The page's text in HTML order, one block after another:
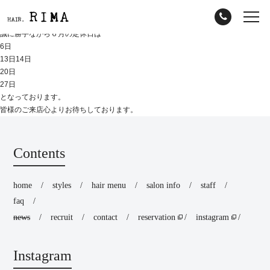
誠に勝手ながら６月の定休日は
6日
13日14日
20日
27日
となっております。
皆様のご来店心よりお待ちしております。
Contents
home styles hair menu salon info
staff
faq
news
recruit contact reservation instagram
Instagram